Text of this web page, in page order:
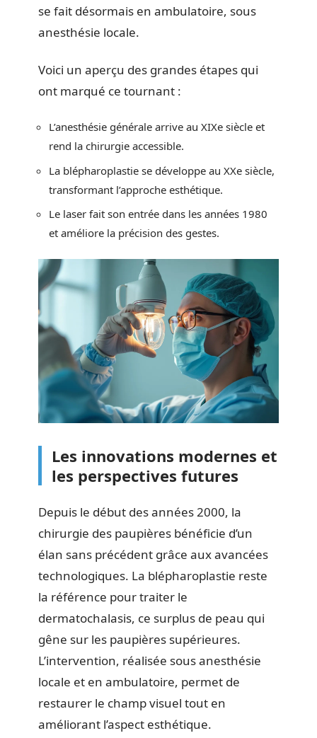
se fait désormais en ambulatoire, sous
anesthésie locale.
Voici un aperçu des grandes étapes qui
ont marqué ce tournant :
L’anesthésie générale arrive au XIXe siècle et
rend la chirurgie accessible.
La blépharoplastie se développe au XXe siècle,
transformant l’approche esthétique.
Le laser fait son entrée dans les années 1980
et améliore la précision des gestes.
Les innovations modernes et
les perspectives futures
Depuis le début des années 2000, la
chirurgie des paupières bénéficie d’un
élan sans précédent grâce aux avancées
technologiques. La blépharoplastie reste
la référence pour traiter le
dermatochalasis, ce surplus de peau qui
gêne sur les paupières supérieures.
L’intervention, réalisée sous anesthésie
locale et en ambulatoire, permet de
restaurer le champ visuel tout en
améliorant l’aspect esthétique.